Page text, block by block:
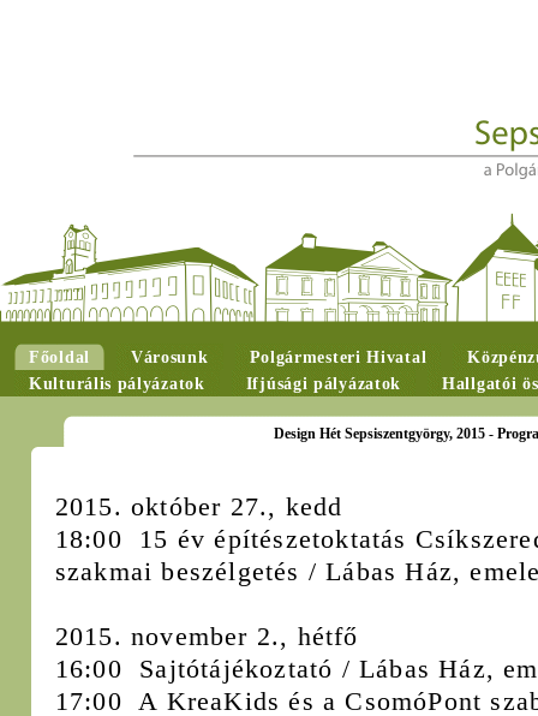
Főoldal Városunk Polgármesteri Hivatal
Kulturális pályázatok
Ifjúsági pályázatok Hallgatói
Design Hét Sepsiszentgyörgy, 2015 -
2015. október 27., kedd
18:00 15 év építészetoktatás
szakmai beszélgetés / Lábas Ház,
2015. november 2., hétfő
16:00 Sajtótájékoztató / Lábas Ház,
17:00 A KreaKids és a CsomóPont